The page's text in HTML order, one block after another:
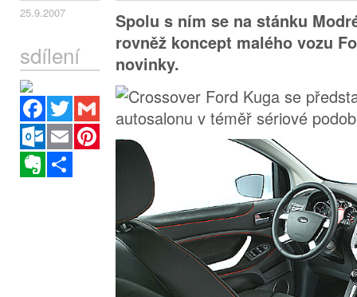
25.9.2007
sdílení
Facebook
Twitter
Gmail
Outlook.com
Email
Pinterest
Evernote
Spolu s ním se na stánku
rovněž koncept malého vozu
novinky.